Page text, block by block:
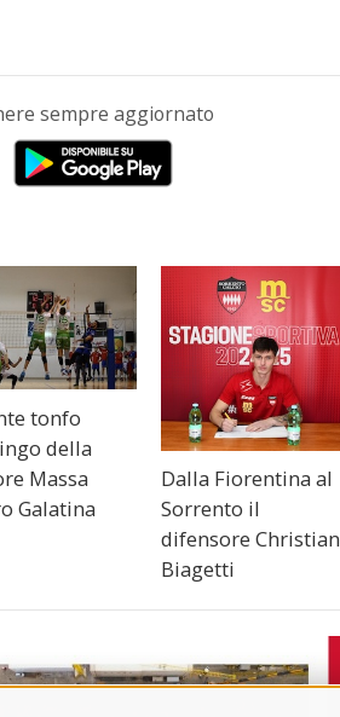
sempre aggiornato
tonfo
della
Massa
Galatina
Dalla Fiorentina al
Sorrento il
difensore Christian
Biagetti